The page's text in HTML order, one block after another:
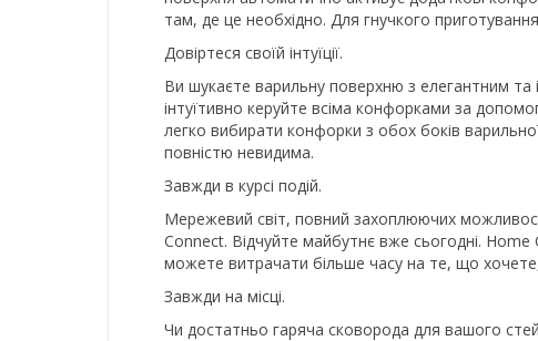
там, де це необхідно. Для гнучкого
Довіртеся своїй інтуїції.
Ви шукаєте варильну поверхню з елегантним та
інтуїтивно керуйте всіма конфорками за
легко вибирати конфорки з обох боків
повністю невидима.
Завжди в курсі подій.
Мережевий світ, повний захоплюючих
Connect. Відчуйте майбутнє вже сьогодні.
можете витрачати більше часу на те, що
Завжди на місці.
Чи достатньо гаряча сковорода для вашого